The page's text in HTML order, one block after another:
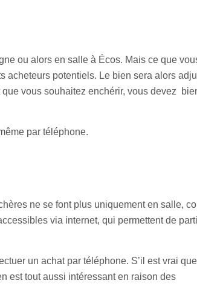
ou alors en salle à Écos. Mais ce que
acheteurs potentiels. Le bien sera alors
vous souhaitez enchérir, vous devez
par téléphone.
ne se font plus uniquement en salle,
via internet, qui permettent de
un achat par téléphone. S’il est vrai que
est tout aussi intéressant en raison des